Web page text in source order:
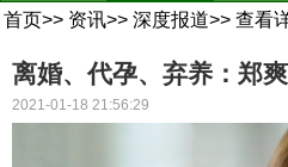
首页>> 资讯>> 深度报道>> 查看
离婚、代孕、弃养：郑
2021-01-18 21:56:29